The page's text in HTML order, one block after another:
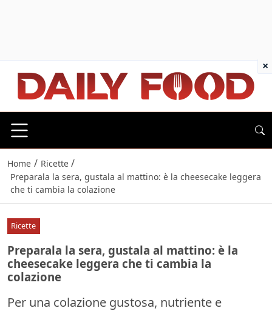
Home / Ricette /
Preparala la sera, gustala al mattino: è la cheesecake leggera
che ti cambia la colazione
Ricette
Preparala la sera, gustala al mattino: è la
cheesecake leggera che ti cambia la
colazione
Per una colazione gustosa, nutriente e
×